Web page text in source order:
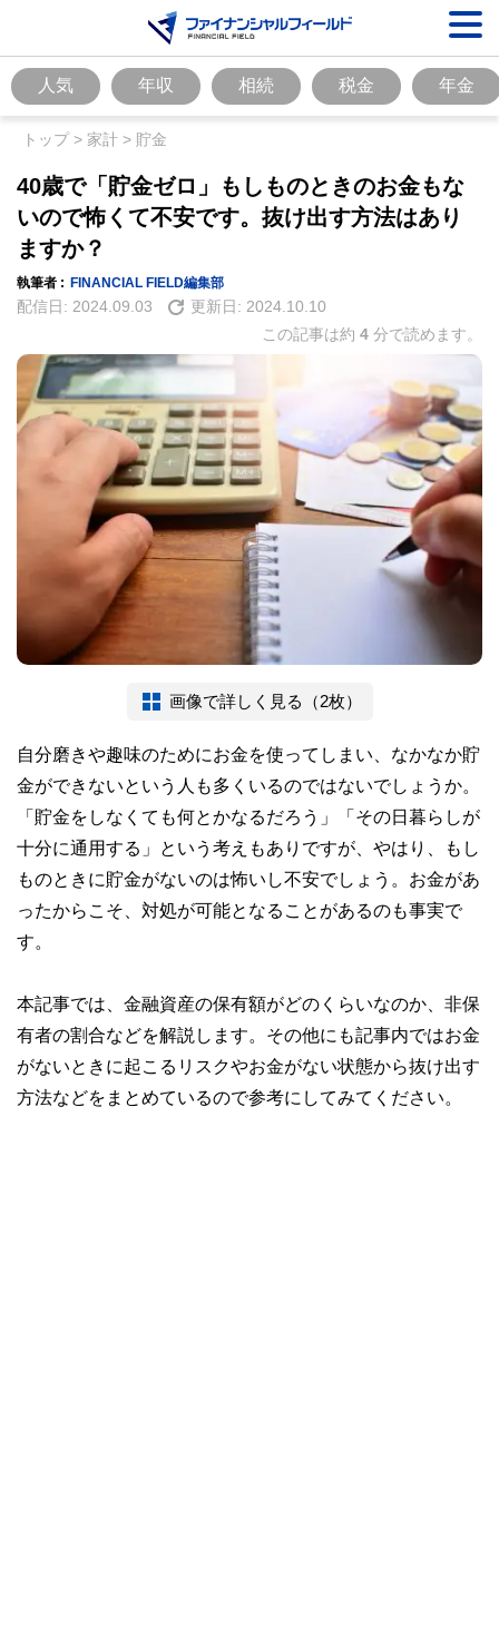
人気 年収 相続 税金 年金
トップ> 家計 > 貯金
40歳で「貯金ゼロ」もしものときのお金もな
いので怖くて不安です。抜け出す方法はあり
ますか？
執筆者 : FINANCIAL FIELD編集部
配信日: 2024.09.03 更新日: 2024.10.10
この記事は約 4 分で読めます。
画像で詳しく見る（2枚）
自分磨きや趣味のためにお金を使ってしまい、なかなか貯
金ができないという人も多くいるのではないでしょうか。
「貯金をしなくても何とかなるだろう」「その日暮らしが
十分に通用する」という考えもありですが、やはり、もし
ものときに貯金がないのは怖いし不安でしょう。お金があ
ったからこそ、対処が可能となることがあるのも事実で
す。
本記事では、金融資産の保有額がどのくらいなのか、非保
有者の割合などを解説します。その他にも記事内ではお金
がないときに起こるリスクやお金がない状態から抜け出す
方法などをまとめているので参考にしてみてください。